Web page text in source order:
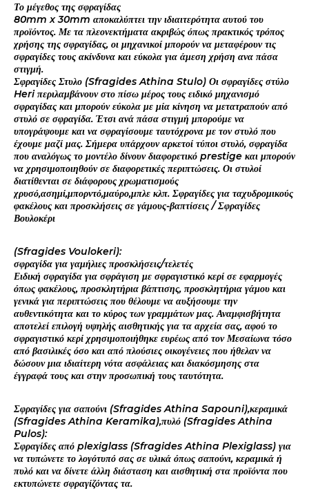
Το μέγεθος της σφραγίδας
80mm x 30mm αποκαλύπτει την ιδιαιτερότητα αυτού του
προϊόντος. Με τα πλεονεκτήματα ακριβώς όπως πρακτικός τρόπος
χρήσης της σφραγίδας, οι μηχανικοί μπορούν να μεταφέρουν τις
σφραγίδες τους ακίνδυνα και εύκολα για άμεση χρήση ανα πάσα
στιγμή.
Σφραγίδες Στυλο (Sfragides Athina Stulo) Οι σφραγίδες στύλο
Heri περιλαμβάνουν στο πίσω μέρος τους ειδικό μηχανισμό
σφραγίδας και μπορούν εύκολα με μία κίνηση να μετατραπούν από
στυλό σε σφραγίδα. Έτσι ανά πάσα στιγμή μπορούμε να
υπογράψουμε και να σφραγίσουμε ταυτόχρονα με τον στυλό που
έχουμε μαζί μας. Σήμερα υπάρχουν αρκετοί τύποι στυλό, σφραγίδα
που αναλόγως το μοντέλο δίνουν διαφορετικό prestige και μπορούν
να χρησιμοποιηθούν σε διαφορετικές περιπτώσεις. Οι στυλοί
διατίθενται σε διάφορους χρωματισμούς
χρυσό,ασημί,μπορντό,μαύρο,μπλε κλπ. Σφραγίδες για ταχυδρομικούς
φακέλους και προσκλήσεις σε γάμους-βαπτίσεις / Σφραγίδες
Βουλοκέρι
(Sfragides Voulokeri):
σφραγίδα για γαμήλιες προσκλήσεις/τελετές
Ειδική σφραγίδα για σφράγιση με σφραγιστικό κερί σε εφαρμογές
όπως φακέλους, προσκλητήρια βάπτισης, προσκλητήρια γάμου και
γενικά για περιπτώσεις που θέλουμε να αυξήσουμε την
αυθεντικότητα και το κύρος των γραμμάτων μας. Αναμφισβήτητα
αποτελεί επιλογή υψηλής αισθητικής για τα αρχεία σας, αφού το
σφραγιστικό κερί χρησιμοποιήθηκε ευρέως από τον Μεσαίωνα τόσο
από βασιλικές όσο και από πλούσιες οικογένειες που ήθελαν να
δώσουν μια ιδιαίτερη νότα ασφάλειας και διακόσμησης στα
έγγραφά τους και στην προσωπική τους ταυτότητα.
Σφραγίδες για σαπούνι (Sfragides Athina Sapouni),κεραμικά
(Sfragides Athina Keramika),πυλό (Sfragides Athina
Pulos):
Σφραγίδες από plexiglass (Sfragides Athina Plexiglass) για
να τυπώνετε το λογότυπό σας σε υλικά όπως σαπούνι, κεραμικά ή
πυλό και να δίνετε άλλη διάσταση και αισθητική στα προϊόντα που
εκτυπώνετε σφραγίζόντας τα.